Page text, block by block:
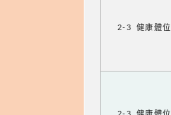
2-3 健康體位